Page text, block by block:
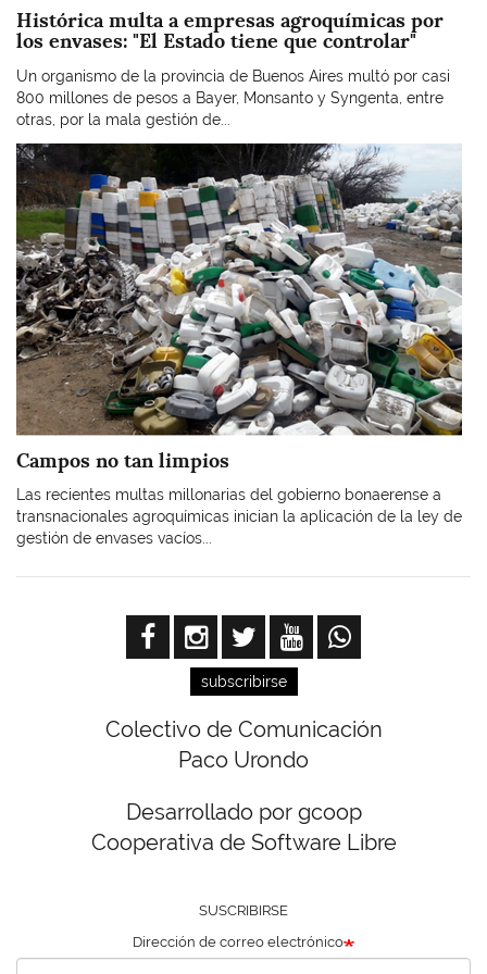
Histórica multa a empresas agroquímicas por
los envases: "El Estado tiene que controlar"
Un organismo de la provincia de Buenos Aires multó por casi
800 millones de pesos a Bayer, Monsanto y Syngenta, entre
otras, por la mala gestión de...
Imagen
Campos no tan limpios
Las recientes multas millonarias del gobierno bonaerense a
transnacionales agroquímicas inician la aplicación de la ley de
gestión de envases vacíos...
subscribirse
Colectivo de Comunicación
Paco Urondo
Desarrollado por gcoop
Cooperativa de Software Libre
SUSCRIBIRSE
Dirección de correo electrónico